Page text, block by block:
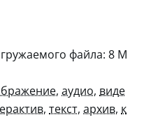
файла: 8 М
, аудио, виде
, текст, архив, к